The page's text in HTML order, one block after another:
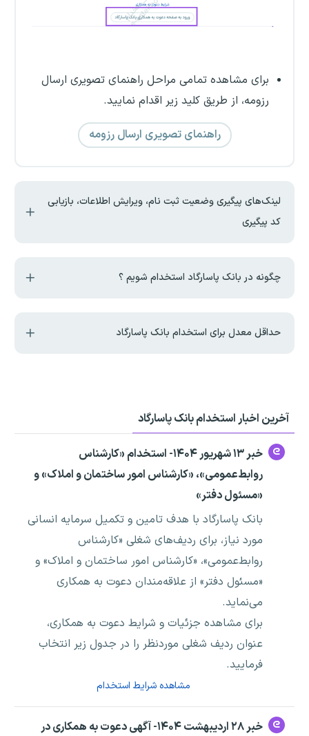
برای مشاهده تمامی مراحل راهنمای تصویری ارسال
رزومه، از طریق کلید زیر اقدام نمایید.
راهنمای تصویری ارسال رزومه
لینک‌های پیگیری وضعیت ثبت نام، ویرایش اطلاعات، بازیابی
کد پیگیری
چگونه در بانک پاسارگاد استخدام شویم ؟
حداقل معدل برای استخدام بانک پاسارگاد
آخرین اخبار استخدام بانک پاسارگاد
خبر ۱۳ شهریور ۱۴۰۴- استخدام «کارشناس
روابط‌عمومی»، «کارشناس امور ساختمان و املاک» و
«مسئول دفتر»
بانک پاسارگاد با هدف تامین و تکمیل سرمایه انسانی
مورد نیاز، برای ردیف‌های شغلی «کارشناس
روابط‌عمومی»، «کارشناس امور ساختمان و املاک» و
«مسئول دفتر» از علاقه‌مندان دعوت به همکاری
می‌نماید.
برای مشاهده جزئیات و شرایط دعوت به همکاری،
عنوان ردیف شغلی موردنظر را در جدول زیر انتخاب
فرمایید.
مشاهده شرایط استخدام
خبر ۲۸ اردیبهشت ۱۴۰۴- آگهی دعوت به همکاری در